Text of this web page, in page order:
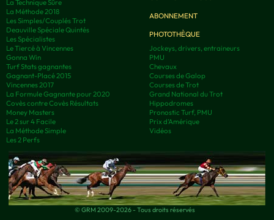
La Technique Sûre
La Méthode 2018
Les Simples/Couplés Trot
Deauville Spéciale Quintés
Les Spécialistes
Le Tiercé à Vincennes
Gonna Win
Turf Stats gagnantes
Gagnant-Placé 2015
Vincennes 2017
La Formule Gagnante pour 2020
Covès contre Covès Résultats
Money Masters
Le 2 sur 4 Facile
La Méthode Simple
Les 2 Perfs
ABONNEMENT
PHOTOTHÈQUE
Jockeys, drivers, entraineurs
PMU
Chevaux
Courses de Galop
Courses de Trot
Grand National du Trot
Hippodromes
Pronostic Turf, PMU
Prix d’Amérique
Vidéos
© GRM 2009-2026 - Tous droits réservés